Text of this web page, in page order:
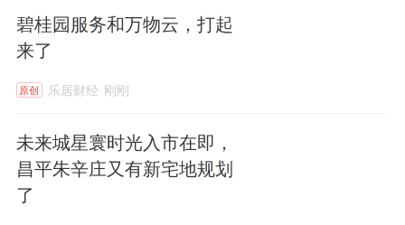
碧桂园服务和万物云，打起
来了
原创 乐居财经 刚刚
未来城星寰时光入市在即，
昌平朱辛庄又有新宅地规划
了